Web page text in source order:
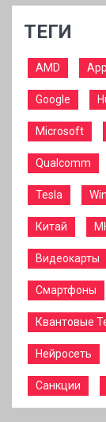
ТЕГИ
AMD
Google
Microsoft
Qualcomm
Tesla
Китай
Видеокарты
Смартфоны
Квантовые
Нейросеть
Санкции